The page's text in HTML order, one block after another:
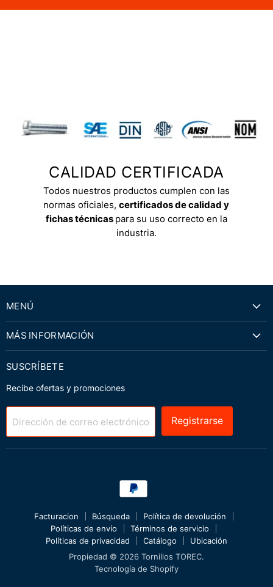
CALIDAD CERTIFICADA
Todos nuestros productos cumplen con las
normas oficiales,certificados de calidad y
fichas técnicas para su uso correcto en la
industria.
MENÚ
MÁS INFORMACIÓN
SUSCRÍBETE
Recibe ofertas y promociones
Dirección de correo electrónico Registrarse
Facturacion Búsqueda
Política de devolución
Políticas de envío
Términos de servicio
Políticas de privacidad
Catálogo
Ubicación
Propiedad © 2026 Tornillos TOREC.
Tecnología de Shopify